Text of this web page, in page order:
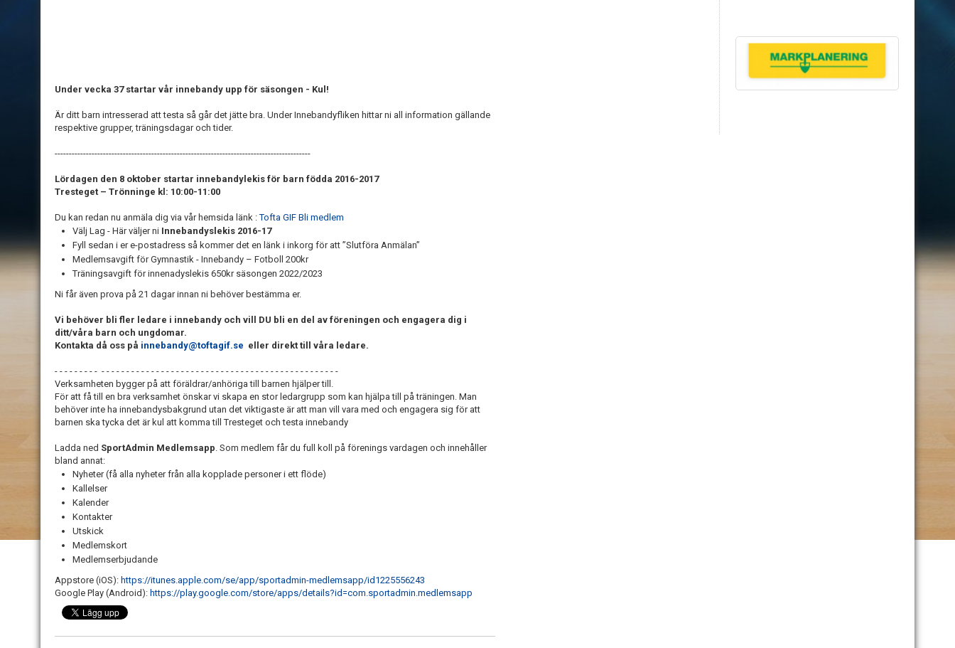
Under vecka 37 startar vår innebandy upp för säsongen - Kul!
Är ditt barn intresserad att testa så går det jätte bra. Under Innebandyfliken hittar ni all information gällande
respektive grupper, träningsdagar och tider.
------------------------------------------------------------------------------------------
Lördagen den 8 oktober startar innebandylekis för barn födda 2016-2017
Tresteget – Trönninge kl: 10:00-11:00
Du kan redan nu anmäla dig via vår hemsida länk :Tofta GIF Bli medlem
Välj Lag - Här väljer ni Innebandyslekis 2016-17
Fyll sedan i er e-postadress så kommer det en länk i inkorg för att ”Slutföra Anmälan”
Medlemsavgift för Gymnastik - Innebandy – Fotboll 200kr
Träningsavgift för innenadyslekis 650kr säsongen 2022/2023
Ni får även prova på 21 dagar innan ni behöver bestämma er.
Vi behöver bli fler ledare i innebandy och vill DU bli en del av föreningen och engagera dig i
ditt/våra barn och ungdomar.
Kontakta då oss på innebandy@toftagif.se eller direkt till våra ledare.
- - - - - - - - - - - - - - - - - - - - - - - - - - - - - - - - - - - - - - - - - - - - - - - - - - - - - - - - -
Verksamheten bygger på att föräldrar/anhöriga till barnen hjälper till.
För att få till en bra verksamhet önskar vi skapa en stor ledargrupp som kan hjälpa till på träningen. Man
behöver inte ha innebandysbakgrund utan det viktigaste är att man vill vara med och engagera sig för att
barnen ska tycka det är kul att komma till Tresteget och testa innebandy
Ladda ned SportAdmin Medlemsapp. Som medlem får du full koll på förenings vardagen och innehåller
bland annat:
Nyheter (få alla nyheter från alla kopplade personer i ett flöde)
Kallelser
Kalender
Kontakter
Utskick
Medlemskort
Medlemserbjudande
Appstore (iOS): https://itunes.apple.com/se/app/sportadmin-medlemsapp/id1225556243
Google Play (Android): https://play.google.com/store/apps/details?id=com.sportadmin.medlemsapp